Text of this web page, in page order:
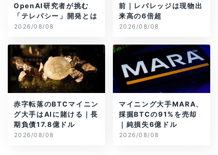
OpenAI研究者が挑む
「テレパシー」開発とは
2026/08/08
前｜レバレッジは現物出
来高の6倍超
2026/08/08
赤字転落のBTCマイニン
グ大手はAIに賭ける｜長
期負債17.8億ドル
2026/08/08
マイニング大手MARA、
採掘BTCの91%を売却
｜純損失6億ドル
2026/08/08